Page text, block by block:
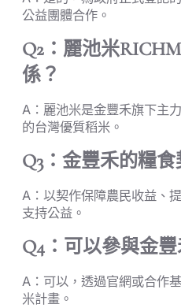
公益團體合作。
Q2：麗池米
係？
A：麗池米是金豐禾旗下主
的台灣優質稻米。
Q3：金豐禾的糧
A：以契作保障農民收益、
支持公益。
Q4：可以參與金
A：可以，透過官網或合作
米計畫。